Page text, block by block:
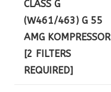
CLASS G
(W461/463) G 55
AMG KOMPRESSOR
[2 FILTERS
REQUIRED]